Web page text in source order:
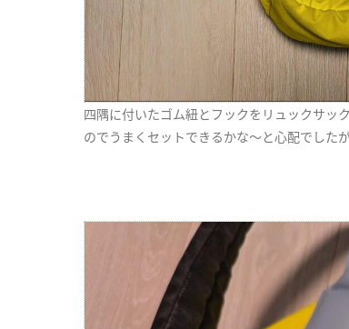
四隅に付いたゴム紐とフックをリュックサッ
のでうまくセットできるかな〜と心配でした